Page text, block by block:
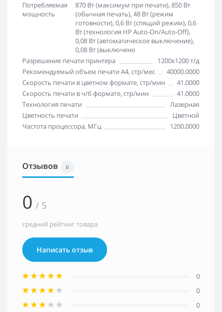
Потребляемая
мощность
870 Вт (максимум при печати), 850 Вт
(обычная печать), 48 Вт (режим
готовности), 0,6 Вт (спящий режим), 0,6
Вт (технология HP Auto-On/Auto-Off),
0,08 Вт (автоматическое выключение),
0,08 Вт (выключено
Разрешение печати принтера
1200x1200 т/д
Рекомендуемый объем печати А4, стр/мес
40000.0000
Скорость печати в цветном формате, стр/мин
41.0000
Скорость печати в ч/б формате, стр/мин
41.0000
Технология печати
Лазерная
Цветность печати
Цветной
Частота процессора, МГц
1200.0000
Отзывов 0
0 / 5
средний рейтинг товара
Написать отзыв
0
0
0